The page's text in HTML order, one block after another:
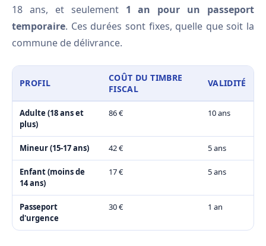
18 ans, et seulement 1 an pour un passeport
temporaire. Ces durées sont fixes, quelle que soit la
commune de délivrance.
PROFIL
COÛT DU TIMBRE
FISCAL
VALIDITÉ
Adulte (18 ans et
plus)
86 € 10 ans
Mineur (15-17 ans) 42 € 5 ans
Enfant (moins de
14 ans)
17 € 5 ans
Passeport
d'urgence
30 € 1 an